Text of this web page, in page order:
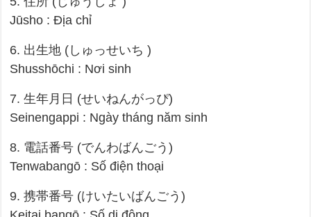
Jūsho : Địa chỉ
6. 出生地 (しゅっせいち )
Shusshōchi : Nơi sinh
7. 生年月日 (せいねんがっぴ)
Seinengappi : Ngày tháng năm sinh
8. 電話番号 (でんわばんごう)
Tenwabangō : Số điện thoại
9. 携帯番号 (けいたいばんごう)